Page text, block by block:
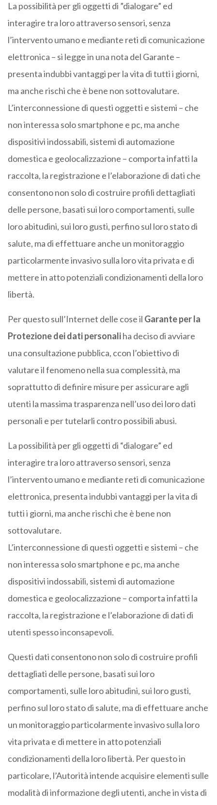
La possibilità per gli oggetti di ”dialogare” ed
interagire tra loro attraverso sensori, senza
l’intervento umano e mediante reti di comunicazione
elettronica – si legge in una nota del Garante –
presenta indubbi vantaggi per la vita di tutti i giorni,
ma anche rischi che è bene non sottovalutare.
L’interconnessione di questi oggetti e sistemi – che
non interessa solo smartphone e pc, ma anche
dispositivi indossabili, sistemi di automazione
domestica e geolocalizzazione – comporta infatti la
raccolta, la registrazione e l’elaborazione di dati che
consentono non solo di costruire profili dettagliati
delle persone, basati sui loro comportamenti, sulle
loro abitudini, sui loro gusti, perfino sul loro stato di
salute, ma di effettuare anche un monitoraggio
particolarmente invasivo sulla loro vita privata e di
mettere in atto potenziali condizionamenti della loro
libertà.
Per questo sull’Internet delle cose il Garante per la
Protezione dei dati personaliha deciso di avviare
una consultazione pubblica, ccon l’obiettivo di
valutare il fenomeno nella sua complessità, ma
soprattutto di definire misure per assicurare agli
utenti la massima trasparenza nell’uso dei loro dati
personali e per tutelarli contro possibili abusi.
La possibilità per gli oggetti di “dialogare” ed
interagire tra loro attraverso sensori, senza
l’intervento umano e mediante reti di comunicazione
elettronica, presenta indubbi vantaggi per la vita di
tutti i giorni, ma anche rischi che è bene non
sottovalutare.
L’interconnessione di questi oggetti e sistemi – che
non interessa solo smartphone e pc, ma anche
dispositivi indossabili, sistemi di automazione
domestica e geolocalizzazione – comporta infatti la
raccolta, la registrazione e l’elaborazione di dati di
utenti spesso inconsapevoli.
Questi dati consentono non solo di costruire profili
dettagliati delle persone, basati sui loro
comportamenti, sulle loro abitudini, sui loro gusti,
perfino sul loro stato di salute, ma di effettuare anche
un monitoraggio particolarmente invasivo sulla loro
vita privata e di mettere in atto potenziali
condizionamenti della loro libertà. Per questo in
particolare, l’Autorità intende acquisire elementi sulle
modalità di informazione degli utenti, anche in vista di